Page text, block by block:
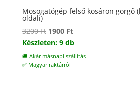
Mosogatógép felső kosáron görgő
oldali)
3200Ft Original
price
was:
3200 Ft.
1900 FtCurrent
price
is:
Készleten: 9 db
🚚 Akár másnapi szállítás
✅ Magyar raktárról